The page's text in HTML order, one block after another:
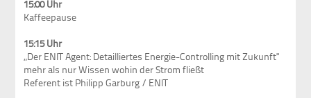
15:00 Uhr
Kaffeepause
15:15 Uhr
„Der ENIT Agent: Detailliertes Energie-Controlling mit Zukunft"
mehr als nur Wissen wohin der Strom fließt
Referent ist Philipp Garburg / ENIT